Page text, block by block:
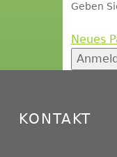
Geben
Neues
KONTAKT